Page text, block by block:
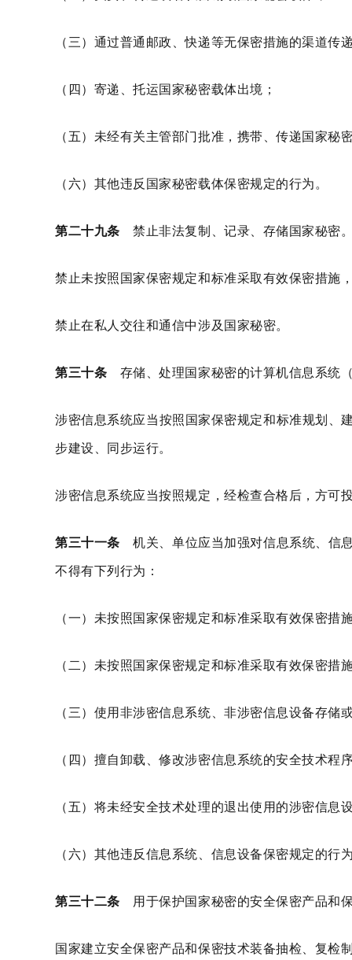
（三）通过普通邮政、快递等无保密措施的渠道传
（四）寄递、托运国家秘密载体出境；
（五）未经有关主管部门批准，携带、传递国家秘
（六）其他违反国家秘密载体保密规定的行为。
第二十九条 禁止非法复制、记录、存储国家秘密
禁止未按照国家保密规定和标准采取有效保密措施
禁止在私人交往和通信中涉及国家秘密。
第三十条 存储、处理国家秘密的计算机信息系统
涉密信息系统应当按照国家保密规定和标准规划、
步建设、同步运行。
涉密信息系统应当按照规定，经检查合格后，方可
第三十一条 机关、单位应当加强对信息系统、信
不得有下列行为：
（一）未按照国家保密规定和标准采取有效保密
（二）未按照国家保密规定和标准采取有效保密
（三）使用非涉密信息系统、非涉密信息设备存储
（四）擅自卸载、修改涉密信息系统的安全技术程
（五）将未经安全技术处理的退出使用的涉密信
（六）其他违反信息系统、信息设备保密规定的行
第三十二条 用于保护国家秘密的安全保密产品和
国家建立安全保密产品和保密技术装备抽检、复检